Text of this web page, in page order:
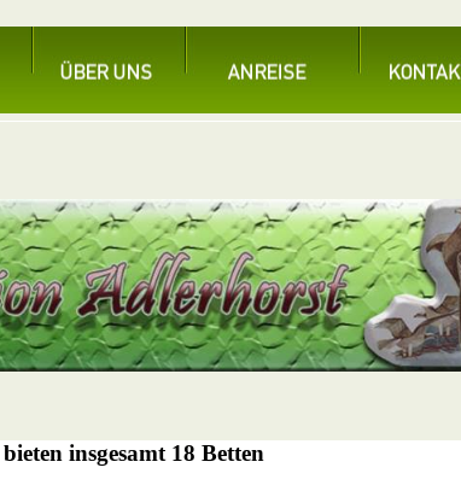
insgesamt 18 Betten